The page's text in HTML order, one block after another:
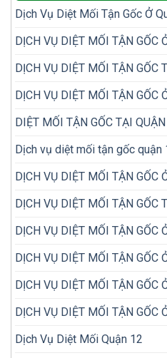
diệt
diệt
bỏ
khi
Dịch Vụ Diệt Mối Tận Gốc Ở
DỊCH VỤ DIỆT MỐI TẬN GỐC
DỊCH VỤ DIỆT MỐI TẬN GỐC
DỊCH VỤ DIỆT MỐI TẬN GỐC
DIỆT MỐI TẬN GỐC TẠI
Dịch vụ diệt mối tận gốc
DỊCH VỤ DIỆT MỐI TẬN GỐC
DỊCH VỤ DIỆT MỐI TẬN GỐC
DỊCH VỤ DIỆT MỐI TẬN GỐC
DỊCH VỤ DIỆT MỐI TẬN GỐC
DỊCH VỤ DIỆT MỐI TẬN GỐC
DỊCH VỤ DIỆT MỐI TẬN GỐC
Dịch Vụ Diệt Mối Quận 12